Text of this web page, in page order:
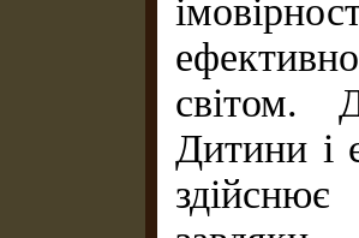
світом.
Дитини і